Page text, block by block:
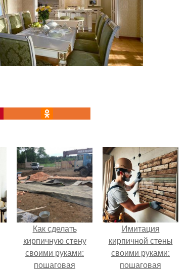
Как сделать
кирпичную стену
своими руками:
пошаговая
Имитация
кирпичной стены
своими руками:
пошаговая